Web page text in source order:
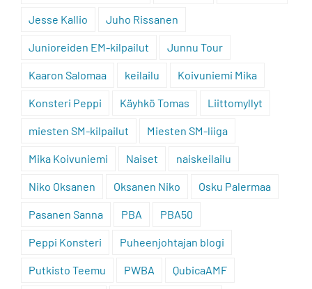
Jesse Kallio Juho Rissanen
Junioreiden EM-kilpailut Junnu Tour
Kaaron Salomaa keilailu Koivuniemi Mika
Konsteri Peppi Käyhkö Tomas Liittomyllyt
miesten SM-kilpailut Miesten SM-liiga
Mika Koivuniemi Naiset naiskeilailu
Niko Oksanen Oksanen Niko Osku Palermaa
Pasanen Sanna PBA PBA50
Peppi Konsteri Puheenjohtajan blogi
Putkisto Teemu PWBA QubicaAMF